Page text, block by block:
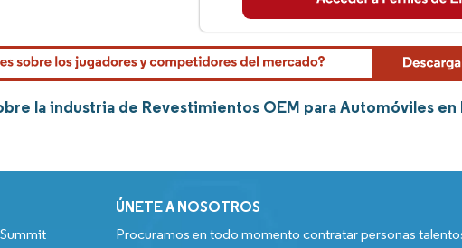
la industria de Revestimientos OEM para Automóviles en
ÚNETE A NOSOTROS
Procuramos en todo momento contratar personas